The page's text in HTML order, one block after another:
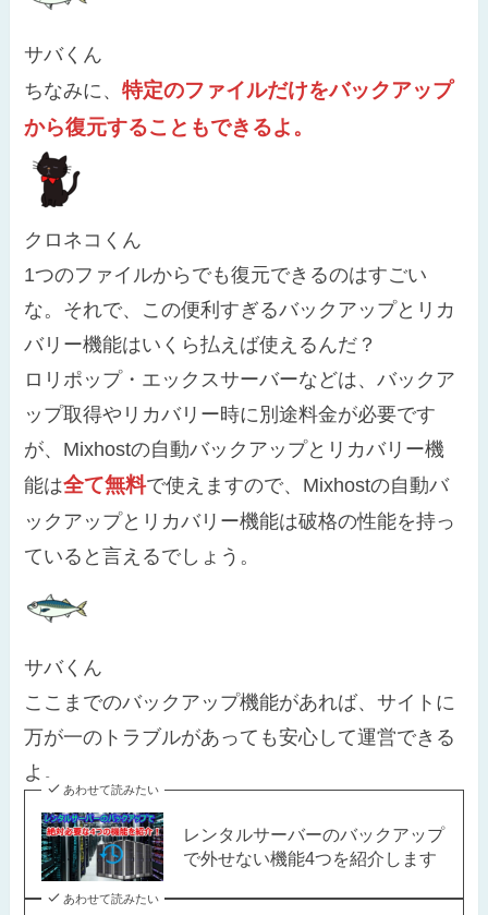
サバくん
ちなみに、特定のファイルだけをバックアップ
から復元することもできるよ。
クロネコくん
1つのファイルからでも復元できるのはすごい
な。それで、この便利すぎるバックアップとリカ
バリー機能はいくら払えば使えるんだ？
ロリポップ・エックスサーバーなどは、バックア
ップ取得やリカバリー時に別途料金が必要です
が、Mixhostの自動バックアップとリカバリー機
能は全て無料で使えますので、Mixhostの自動バ
ックアップとリカバリー機能は破格の性能を持っ
ていると言えるでしょう。
サバくん
ここまでのバックアップ機能があれば、サイトに
万が一のトラブルがあっても安心して運営できる
よ。
あわせて読みたい
レンタルサーバーのバックアップ
で外せない機能4つを紹介します
あわせて読みたい